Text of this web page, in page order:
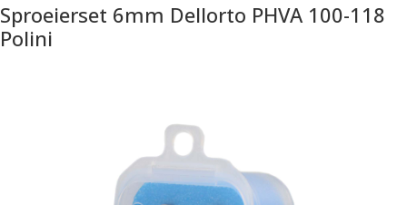
Sproeierset 6mm Dellorto PHVA 100-118
Polini